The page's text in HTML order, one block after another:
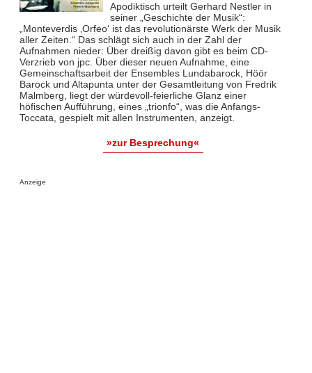
Apodiktisch urteilt Gerhard Nestler in
seiner „Geschichte der Musik“:
„Monteverdis ‚Orfeo‘ ist das revolutionärste Werk der Musik
aller Zeiten.“ Das schlägt sich auch in der Zahl der
Aufnahmen nieder: Über dreißig davon gibt es beim CD-
Verzrieb von jpc. Über dieser neuen Aufnahme, eine
Gemeinschaftsarbeit der Ensembles Lundabarock, Höör
Barock und Altapunta unter der Gesamtleitung von Fredrik
Malmberg, liegt der würdevoll-feierliche Glanz einer
höfischen Aufführung, eines „trionfo“, was die Anfangs-
Toccata, gespielt mit allen Instrumenten, anzeigt.
»zur Besprechung«
Anzeige